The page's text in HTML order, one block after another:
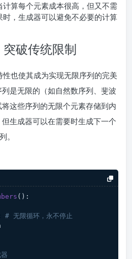
计算每个元素成本很高，但又不需
，生成器可以避免不必要的计算
破传统限制
也使其成为实现无限序列的完美
是无限的（如自然数序列、斐波
这些序列的无限个元素存储到内
生成器可以在需要时生成下一个
。
():
# 无限循环，永不停止